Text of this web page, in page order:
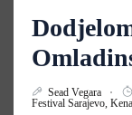
Sead Vegara
Festival Sarajevo,